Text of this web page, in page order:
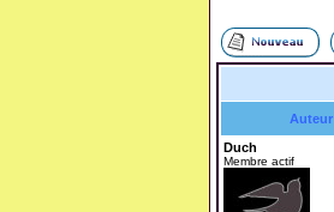
Auteur
Duch
Membre actif